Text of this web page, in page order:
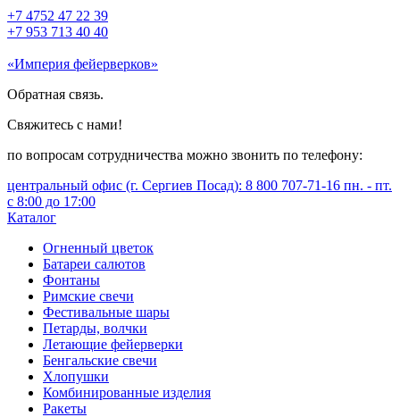
+7 4752 47 22 39
+7 953 713 40 40
«Империя фейерверков»
Обратная связь.
Свяжитесь с нами!
по вопросам сотрудничества можно звонить по телефону:
центральный офис (г. Сергиев Посад): 8 800 707-71-16 пн. - пт.
с 8:00 до 17:00
Каталог
Огненный цветок
Батареи салютов
Фонтаны
Римские свечи
Фестивальные шары
Петарды, волчки
Летающие фейерверки
Бенгальские свечи
Хлопушки
Комбинированные изделия
Ракеты